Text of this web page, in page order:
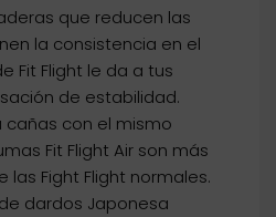
que reducen las
la consistencia en el
Fit Flight le da a tus
de estabilidad.
con el mismo
Fit Flight Air son más
las Fight Flight normales.
dardos Japonesa